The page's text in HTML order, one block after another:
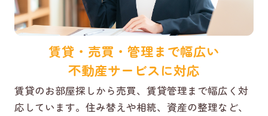
賃貸・売買・管理まで幅広い
不動産サービスに対応
賃貸のお部屋探しから売買、賃貸管理まで幅広く対
応しています。住み替えや相続、資産の整理など、